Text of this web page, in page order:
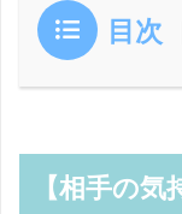
目次
【相手の